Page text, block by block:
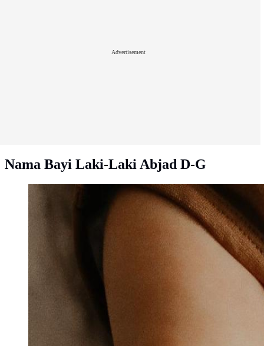
Advertisement
Nama Bayi Laki-Laki Abjad D-G